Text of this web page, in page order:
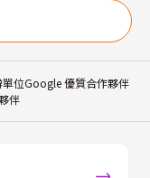
位Google 優質合作夥伴
伴